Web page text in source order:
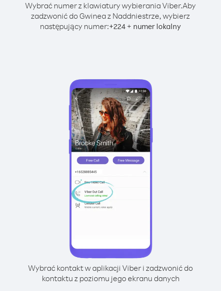
Wybrać numer z klawiatury wybierania Viber.Aby
zadzwonić do Gwinea z Naddniestrze, wybierz
następujący numer:+224 + numer lokalny
Wybrać kontakt w aplikacji Viber i zadzwonić do
kontaktu z poziomu jego ekranu danych